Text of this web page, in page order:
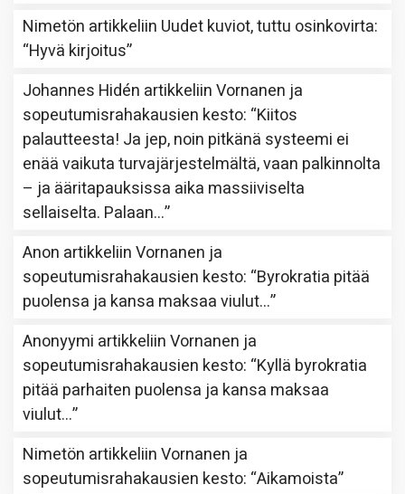
Nimetön artikkeliin Uudet kuviot, tuttu osinkovirta:
“Hyvä kirjoitus”
Johannes Hidén artikkeliinVornanen ja
sopeutumisrahakausien kesto: “Kiitos
palautteesta! Ja jep, noin pitkänä systeemi ei
enää vaikuta turvajärjestelmältä, vaan palkinnolta
– ja ääritapauksissa aika massiiviselta
sellaiselta. Palaan…”
Anon artikkeliinVornanen ja
sopeutumisrahakausien kesto: “Byrokratia pitää
puolensa ja kansa maksaa viulut…”
Anonyymi artikkeliinVornanen ja
sopeutumisrahakausien kesto: “Kyllä byrokratia
pitää parhaiten puolensa ja kansa maksaa
viulut…”
Nimetön artikkeliinVornanen ja
sopeutumisrahakausien kesto: “Aikamoista”